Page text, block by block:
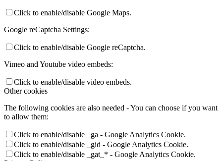
Click to enable/disable Google Maps.
Google reCaptcha Settings:
Click to enable/disable Google reCaptcha.
Vimeo and Youtube video embeds:
Click to enable/disable video embeds.
Other cookies
The following cookies are also needed - You can choose if you want
to allow them:
Click to enable/disable _ga - Google Analytics Cookie.
Click to enable/disable _gid - Google Analytics Cookie.
Click to enable/disable _gat_* - Google Analytics Cookie.